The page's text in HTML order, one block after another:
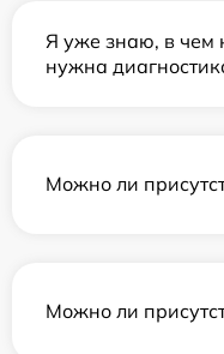
Я уже знаю, в чем
нужна
Можно ли
Можно ли